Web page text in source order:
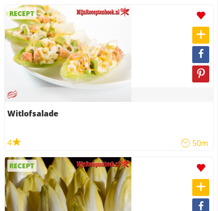
RECEPT
Witlofsalade
4 50m
RECEPT